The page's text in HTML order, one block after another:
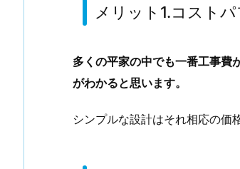
メリット1.コスト
多くの平家の中でも一番工事費
がわかると思います。
シンプルな設計はそれ相応の価